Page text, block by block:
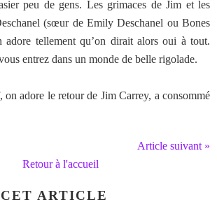
peu de gens. Les grimaces de Jim et les
(sœur de Emily Deschanel ou Bones
adore tellement qu’on dirait alors oui à tout.
entrez dans un monde de belle rigolade.
adore le retour de Jim Carrey, a consommé
Article suivant »
Retour à l'accueil
ARTICLE